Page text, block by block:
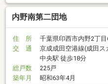
内野南第二団地
住 所
千葉県印西市内野2丁
交 通
京成成田空港線(成田
中央駅 徒歩18分
総戸数
225戸
築年月
昭和63年4月